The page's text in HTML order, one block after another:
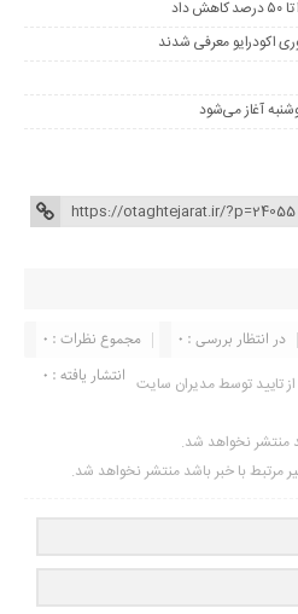
اکودرایو معرفی شدند
آغاز می‌شود
مجموع نظرات : 0
در انتظار بررسی : 0
انتشار یافته : 0 تایید توسط مدیران سایت
منتشر نخواهد شد.
مرتبط با خبر باشد منتشر نخواهد شد.